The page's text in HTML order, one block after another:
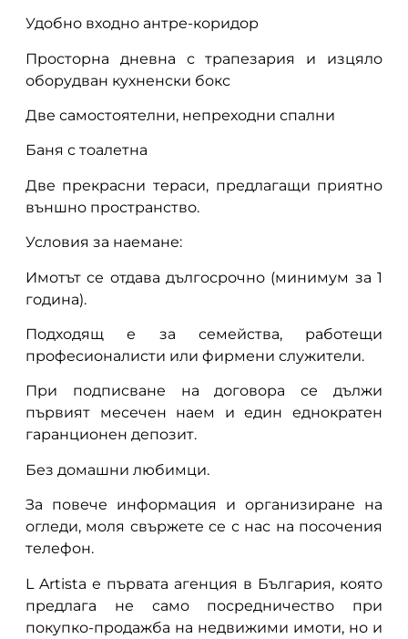
Удобно входно антре-коридор
Просторна дневна с трапезария и изцяло
оборудван кухненски бокс
Две самостоятелни, непреходни спални
Баня с тоалетна
Две прекрасни тераси, предлагащи приятно
външно пространство.
Условия за наемане:
Имотът се отдава дългосрочно (минимум за 1
година).
Подходящ е за семейства, работещи
професионалисти или фирмени служители.
При подписване на договора се дължи
първият месечен наем и един еднократен
гаранционен депозит.
Без домашни любимци.
За повече информация и организиране на
огледи, моля свържете се с нас на посочения
телефон.
L Artista е първата агенция в България, която
предлага не само посредничество при
покупко-продажба на недвижими имоти, но и